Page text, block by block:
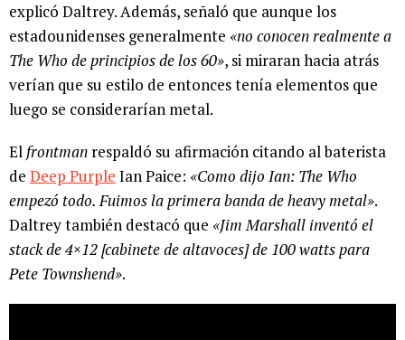
explicó Daltrey. Además, señaló que aunque los
estadounidenses generalmente «no conocen realmente a
The Who de principios de los 60», si miraran hacia atrás
verían que su estilo de entonces tenía elementos que
luego se considerarían metal.
El frontman respaldó su afirmación citando al baterista
de Deep Purple Ian Paice: «Como dijo Ian: The Who
empezó todo. Fuimos la primera banda de heavy metal».
Daltrey también destacó que «Jim Marshall inventó el
stack de 4×12 [cabinete de altavoces] de 100 watts para
Pete Townshend».